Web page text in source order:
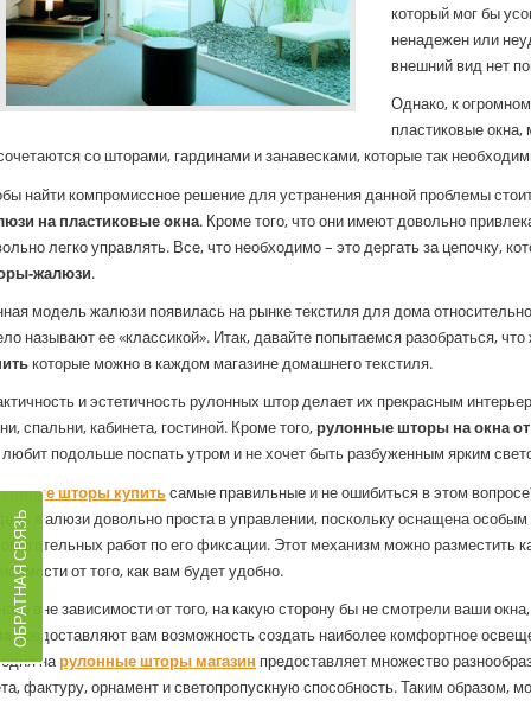
который мог бы
ненадежен или
внешний вид нет
Однако, к
пластиковые
со шторами, гардинами и занавесками, которые так
найти компромиссное решение для устранения данной проблемы
на пластиковые окна. Кроме того, что они имеют довольно
легко управлять. Все, что необходимо – это дергать за цепочку,
жалюзи.
модель жалюзи появилась на рынке текстиля для дома
называют ее «классикой». Итак, давайте попытаемся разобраться,
которые можно в каждом магазине домашнего текстиля.
и эстетичность рулонных штор делает их прекрасным
спальни, кабинета, гостиной. Кроме того,рулонные шторы на окна
любит подольше поспать утром и не хочет быть разбуженным ярким
шторы купитьсамые правильные и не ошибиться в этом
жалюзи довольно проста в управлении, поскольку оснащена
работ по его фиксации. Этот механизм можно разместить
от того, как вам будет удобно.
вне зависимости от того, на какую сторону бы не смотрели ваши
предоставляют вам возможность создать наиболее комфортное
нарулонные шторы магазин предоставляет множество
фактуру, орнамент и светопропускную способность. Таким образом,
ОБРАТНАЯ СВЯЗЬ